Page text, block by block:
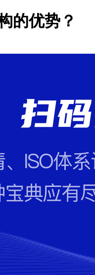
的优势？